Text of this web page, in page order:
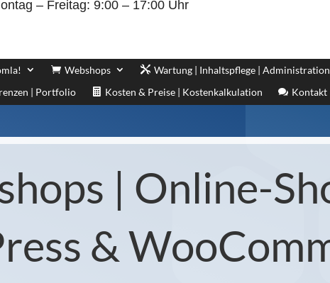
– Freitag: 9:00 – 17:00 Uhr
Webshops Wartung | Inhaltspflege | Administration
| Portfolio
Kosten & Preise | Kostenkalkulation Kontakt
| Online-
&